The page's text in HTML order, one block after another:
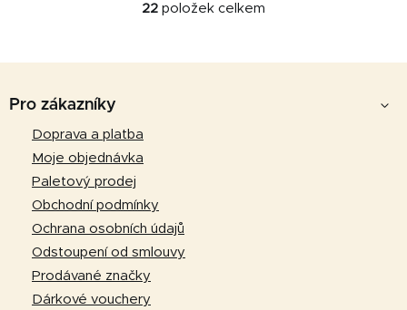
O
22 položek celkem
Pro zákazníky
Doprava a platba
Moje objednávka
Paletový prodej
Obchodní podmínky
Ochrana osobních údajů
Odstoupení od smlouvy
Prodávané značky
Dárkové vouchery